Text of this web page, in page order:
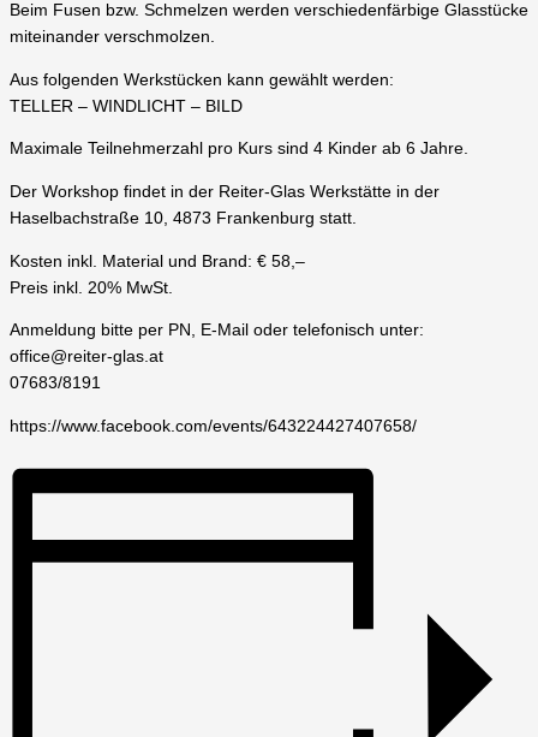
Beim Fusen bzw. Schmelzen werden verschiedenfärbige Glasstücke
miteinander verschmolzen.
Aus folgenden Werkstücken kann gewählt werden:
TELLER – WINDLICHT – BILD
Maximale Teilnehmerzahl pro Kurs sind 4 Kinder ab 6 Jahre.
Der Workshop findet in der Reiter-Glas Werkstätte in der
Haselbachstraße 10, 4873 Frankenburg statt.
Kosten inkl. Material und Brand: € 58,–
Preis inkl. 20% MwSt.
Anmeldung bitte per PN, E-Mail oder telefonisch unter:
office@reiter-glas.at
07683/8191
https://www.facebook.com/events/643224427407658/